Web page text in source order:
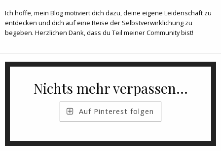
Ich hoffe, mein Blog motiviert dich dazu, deine eigene Leidenschaft zu
entdecken und dich auf eine Reise der Selbstverwirklichung zu
begeben. Herzlichen Dank, dass du Teil meiner Community bist!
Nichts mehr verpassen...
Auf Pinterest folgen